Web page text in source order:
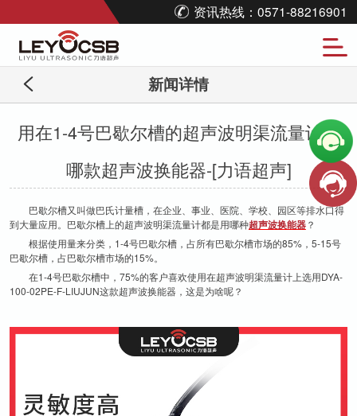
资讯热线：0571-88216901
新闻详情
用在1-4号巴歇尔槽的超声波明渠流量计用
哪款超声波换能器-[力语超声]
巴歇尔槽又叫做巴氏计量槽，在企业、事业、医院、学校、园区等排水口得
到大量应用。巴歇尔槽上的超声波明渠流量计都是用哪种超声波换能器？
根据使用量来分类，1-4号巴歇尔槽，占所有巴歇尔槽市场的85%，5-15号
巴歇尔槽，占巴歇尔槽市场的15%。
在1-4号巴歇尔槽中，75%的客户喜欢使用在超声波明渠流量计上选用DYA-
100-02PE-F-LIUJUN这款超声波换能器，这是为啥呢？